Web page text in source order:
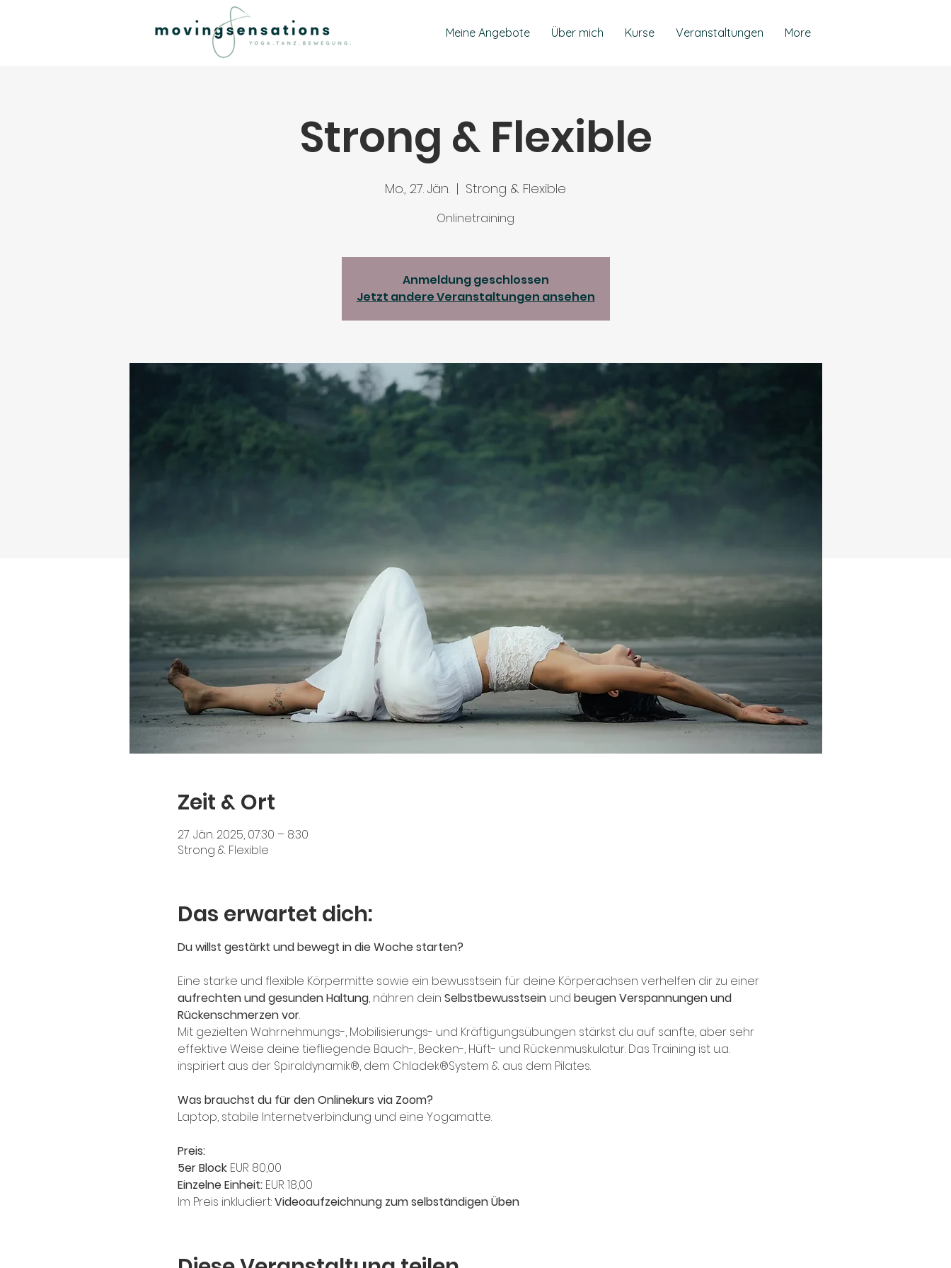
Meine Angebote Über mich Kurse Veranstaltungen More
Strong & Flexible
Mo., 27. Jän.
  |
Strong & Flexible
Onlinetraining
Anmeldung geschlossen
Jetzt andere Veranstaltungen ansehen
Zeit & Ort
27. Jän. 2025, 07:30 – 8:30
Strong & Flexible
Das erwartet dich:
Du willst gestärkt und bewegt in die Woche starten?
Eine starke und flexible Körpermitte sowie ein bewusstsein für deine Körperachsen verhelfen dir zu einer
aufrechten und gesunden Haltung, nähren dein Selbstbewusstsein und beugen Verspannungen und
Rückenschmerzen vor.
Mit gezielten Wahrnehmungs-, Mobilisierungs- und Kräftigungsübungen stärkst du auf sanfte, aber sehr
effektive Weise deine tiefliegende Bauch-, Becken-, Hüft- und Rückenmuskulatur. Das Training ist u.a.
inspiriert aus der Spiraldynamik®, dem Chladek®System & aus dem Pilates.
Was brauchst du für den Onlinekurs via Zoom?
Laptop, stabile Internetverbindung und eine Yogamatte.
Preis:
5er Block: EUR 80,00
Einzelne Einheit: EUR 18,00
Im Preis inkludiert: Videoaufzeichnung zum selbständigen Üben